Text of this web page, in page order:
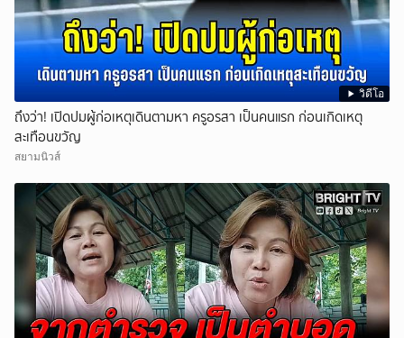
วิดีโอ
ถึงว่า! เปิดปมผู้ก่อเหตุเดินตามหา ครูอรสา เป็นคนแรก ก่อนเกิดเหตุ
สะเทือนขวัญ
สยามนิวส์